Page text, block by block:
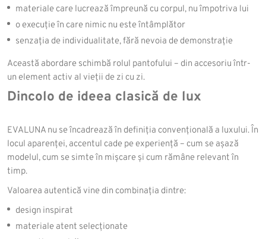
materiale care lucrează împreună cu corpul, nu împotriva lui
o execuție în care nimic nu este întâmplător
senzația de individualitate, fără nevoia de demonstrație
Această abordare schimbă rolul pantofului – din accesoriu într-
un element activ al vieții de zi cu zi.
Dincolo de ideea clasică de lux
EVALUNA nu se încadrează în definiția convențională a luxului. În
locul aparenței, accentul cade pe experiență – cum se așază
modelul, cum se simte în mișcare și cum rămâne relevant în
timp.
Valoarea autentică vine din combinația dintre:
design inspirat
materiale atent selecționate